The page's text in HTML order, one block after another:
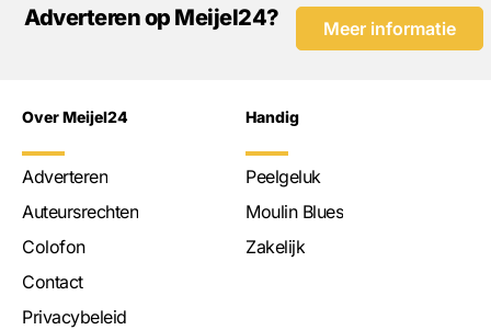
Adverteren op Meijel24? Meer informatie
Over Meijel24
Adverteren
Auteursrechten
Colofon
Contact
Privacybeleid
Handig
Peelgeluk
Moulin Blues
Zakelijk